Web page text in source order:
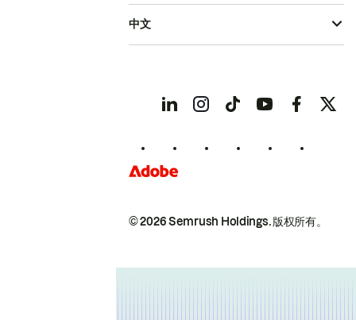
© 2026 Semrush Holdings.版权所有。
中文